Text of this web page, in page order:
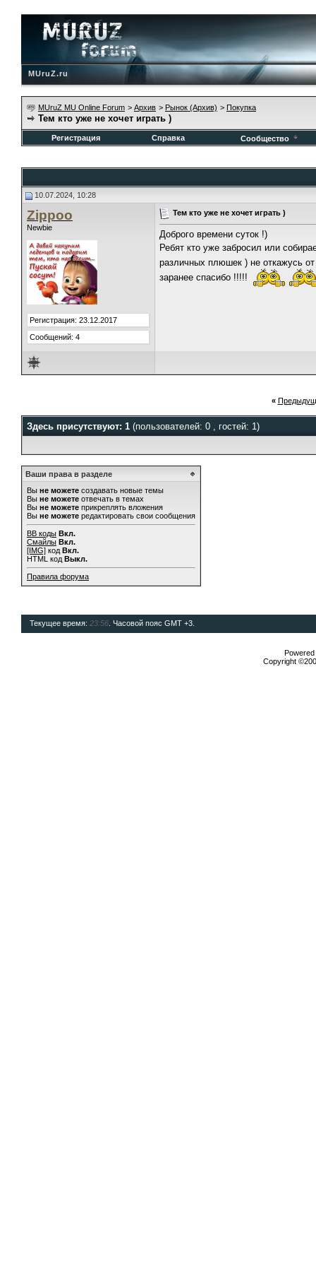
MUruZ.ru
MUruZ MU Online Forum > Архив > Рынок (Архив) > Покупка
Тем кто уже не хочет играть )
Регистрация Справка Сообщество
10.07.2024, 10:28
Zippoo
Newbie
Регистрация: 23.12.2017
Сообщений: 4
Тем кто уже не хочет играть )
Доброго времени суток !)
Ребят кто уже забросил или
различных плюшек ) не откажусь от
заранее спасибо !!!!!
«
Здесь присутствуют: 1 (пользователей: 0 , гостей: 1)
Ваши права в разделе
Вы не можете создавать новые темы
Вы не можете отвечать в темах
Вы не можете прикреплять вложения
Вы не можете редактировать свои сообщения
BB коды Вкл.
Смайлы Вкл.
[IMG] код Вкл.
HTML код Выкл.
Правила форума
Текущее время: 23:56 . Часовой пояс GMT +3.
Copyright